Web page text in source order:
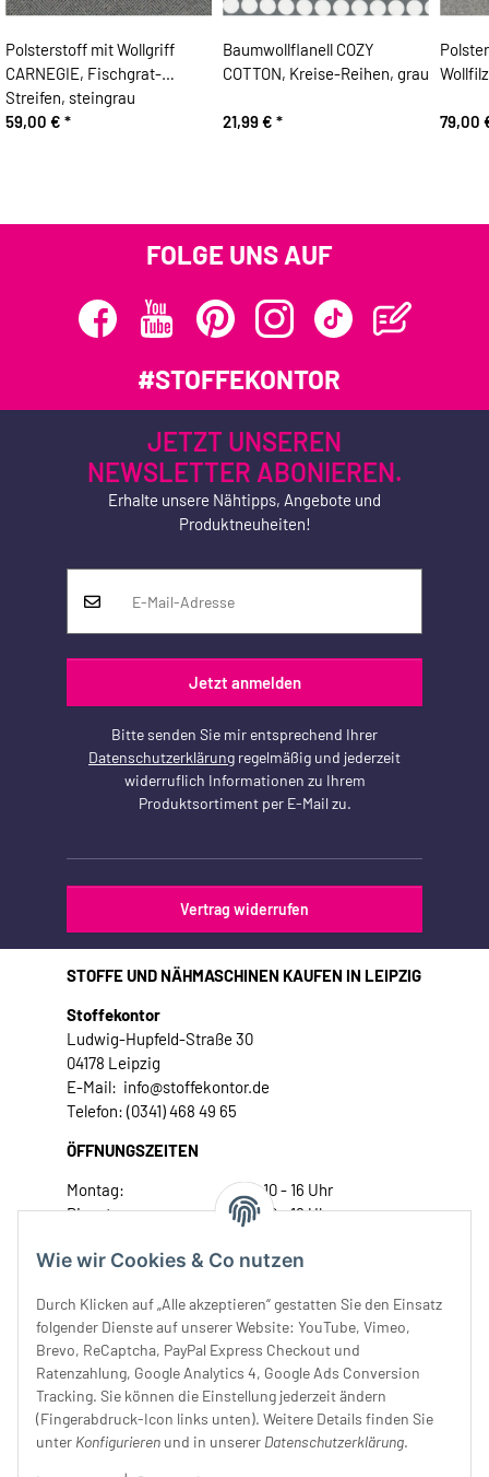
Wie wir Cookies & Co nutzen
Durch Klicken auf „Alle akzeptieren“ gestatten Sie den Einsatz
folgender Dienste auf unserer Website: YouTube, Vimeo,
Brevo, ReCaptcha, PayPal Express Checkout und
Ratenzahlung, Google Analytics 4, Google Ads Conversion
Tracking. Sie können die Einstellung jederzeit ändern
(Fingerabdruck-Icon links unten). Weitere Details finden Sie
unter Konfigurieren und in unserer Datenschutzerklärung.
Polsterstoff mit Wollgriff
CARNEGIE, Fischgrat-
Streifen, steingrau
59,00 € *
Baumwollflanell COZY
COTTON, Kreise-Reihen, grau
21,99 € * 79,00
FOLGE UNS AUF
#STOFFEKONTOR
JETZT UNSEREN
NEWSLETTER ABONIEREN.
Erhalte unsere Nähtipps, Angebote und
Produktneuheiten!
Jetzt anmelden
Bitte senden Sie mir entsprechend Ihrer
Datenschutzerklärung regelmäßig und jederzeit
widerruflich Informationen zu Ihrem
Produktsortiment per E-Mail zu.
Vertrag widerrufen
STOFFE UND NÄHMASCHINEN KAUFEN IN LEIPZIG
Stoffekontor
Ludwig-Hupfeld-Straße 30
04178 Leipzig
E-Mail: info@stoffekontor.de
Telefon: (0341) 468 49 65
ÖFFNUNGSZEITEN
Montag:
10 - 16 Uhr
Dienstag:
10 - 16 Uhr
Donnerstag:
10 - 18 Uhr
Samstag:
10 - 14 Uhr
Unser Service
Rechtliches